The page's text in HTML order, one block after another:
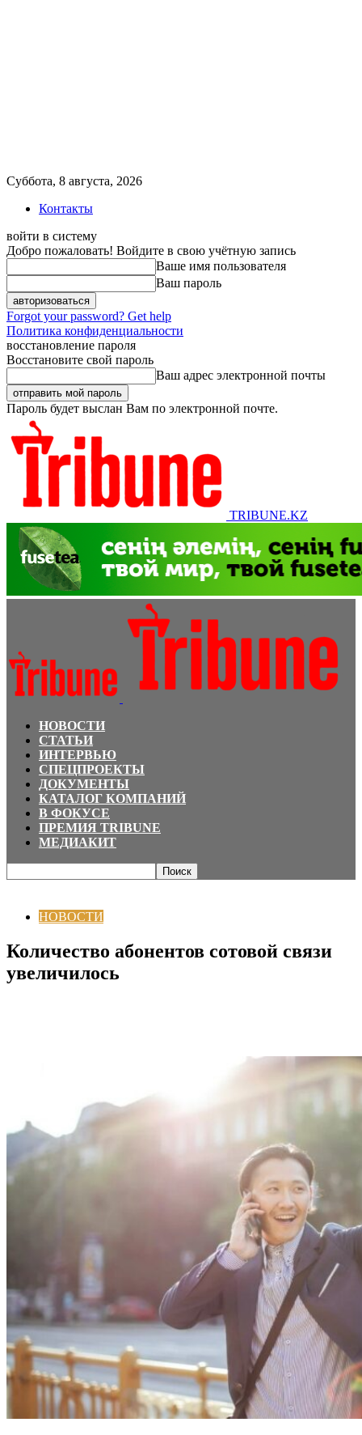
Суббота, 8 августа, 2026
Контакты
войти в систему
Добро пожаловать! Войдите в свою учётную запись
Ваше имя пользователя
Ваш пароль
Forgot your password? Get help
Политика конфиденциальности
восстановление пароля
Восстановите свой пароль
Ваш адрес электронной почты
Пароль будет выслан Вам по электронной почте.
TRIBUNE.KZ
НОВОСТИ
СТАТЬИ
ИНТЕРВЬЮ
СПЕЦПРОЕКТЫ
ДОКУМЕНТЫ
КАТАЛОГ КОМПАНИЙ
В ФОКУСЕ
ПРЕМИЯ TRIBUNE
МЕДИАКИТ
НОВОСТИ
Количество абонентов сотовой связи
увеличилось